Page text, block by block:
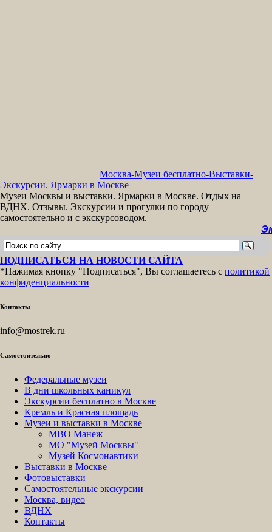
Москва-Музеи бесплатно-Выставки-
Экскурсии. Ярмарки в Москве
Музеи Москвы и выставки. Ярмарки в Москве. Отдых на
ВДНХ. Отзывы. Экскурсии и прогулки по городу
самостоятельно и с экскурсоводом.
ПОДПИСАТЬСЯ НА НОВОСТИ САЙТА
*Нажимая кнопку "Подписаться", Вы соглашаетесь с политикой
конфиденциальности
Контакты
info@mostrek.ru
Самостоятельно
Федеральные музеи
В дни школьных каникул
Экскурсии бесплатно в Москве
Кремль и Красная площадь
Музеи и выставки в Москве
МВО Манеж
МО "Музей Москвы"
Музей Космонавтики
Выставки в Москве
Фотовыставки
Самостоятельные экскурсии
Москва, видео
ВДНХ
Контакты